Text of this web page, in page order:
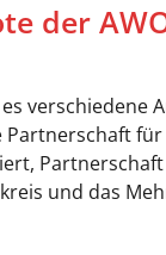
der
verschiedene
Partnerschaft
und das